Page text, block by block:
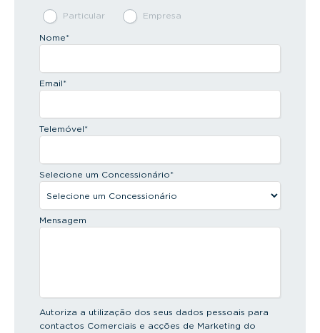
Particular Empresa
Nome*
Email*
Telemóvel*
Selecione um Concessionário*
Mensagem
Autoriza a utilização dos seus dados pessoais para
contactos Comerciais e acções de Marketing do